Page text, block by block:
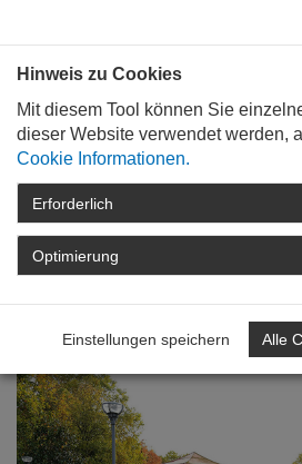
STARTSEITE
Ebertsiedlung
Hinweis zu Cookies
Mit diesem Tool können Sie
dieser Website verwendet werden,
Cookie Informationen.
Erforderlich
Optimierung
Einstellungen speichern Alle